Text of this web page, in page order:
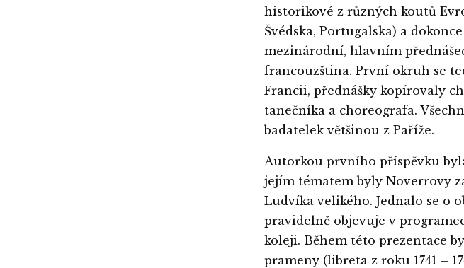
historikové z různých koutů
Švédska, Portugalska) a
mezinárodní, hlavním
francouzština. První okruh se
Francii, přednášky kopírovaly
tanečníka a choreografa.
badatelek většinou z Paříže.
Autorkou prvního příspěvku
jejím tématem byly Noverrovy
Ludvíka velikého. Jednalo se o
pravidelně objevuje v
koleji. Během této prezentace
prameny (libreta z roku 1741 –